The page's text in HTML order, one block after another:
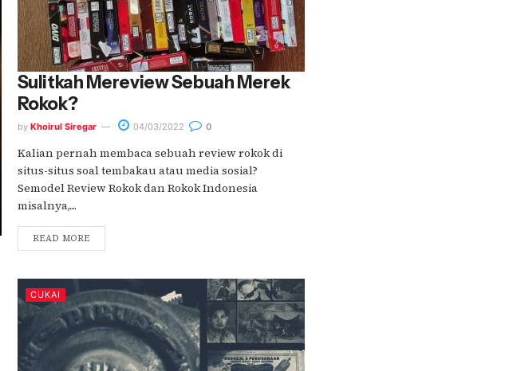
Sulitkah Mereview Sebuah Merek
Rokok?
by Khoirul Siregar 04/03/2022 0
Kalian pernah membaca sebuah review rokok di
situs-situs soal tembakau atau media sosial?
Semodel Review Rokok dan Rokok Indonesia
misalnya,....
READ MORE
CUKAI